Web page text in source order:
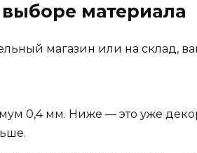
материала
магазин или на склад,
0,4 мм. Ниже — это уже